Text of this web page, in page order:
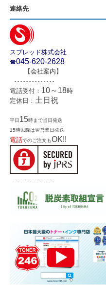
連絡先
スプレッド株式会社
☎045-620-2628
【会社案内 】
- - - - - - - - - - - - - -
電話受付： 10～18時
定休日： 土日祝
平日 15時まで当日発送
15時以降は翌営業日発送
電話でのご注文もOK!!
- - - - - - - - - - - - - -